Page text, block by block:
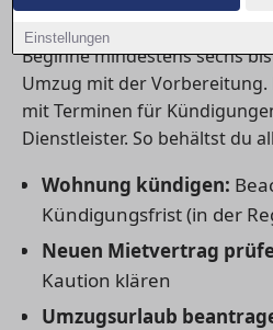
Einstellungen
1) Frühzeitig planen
Beginne mindestens sechs
Umzug mit der Vorbereitung.
mit Terminen für
Dienstleister. So behältst du
Wohnung kündigen:
Kündigungsfrist (in der
Neuen Mietvertrag
Kaution klären
Umzugsurlaub